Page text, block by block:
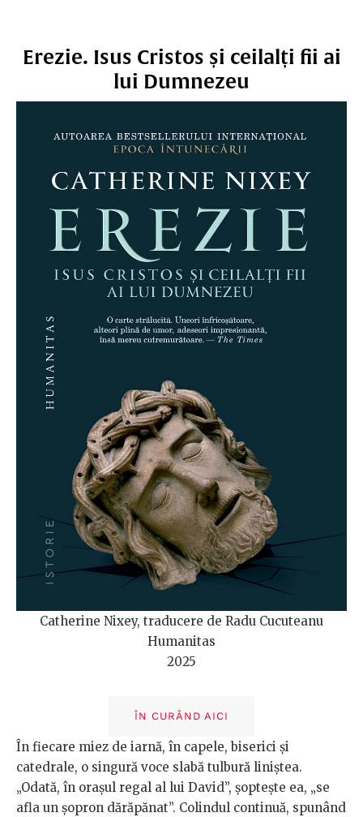
Erezie. Isus Cristos și ceilalți fii ai
lui Dumnezeu
Catherine Nixey, traducere de Radu Cucuteanu
Humanitas
2025
ÎN CURÂND AICI
În fiecare miez de iarnă, în capele, biserici și
catedrale, o singură voce slabă tulbură liniștea.
„Odată, în orașul regal al lui David”, șoptește ea, „se
afla un șopron dărăpănat”. Colindul continuă, spunând